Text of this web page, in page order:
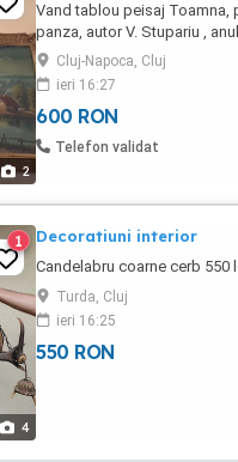
2
Vand tablou peisaj Toamna,
panza, autor V. Stupariu ,
lungime 90, latime 60
Cluj-Napoca, Cluj
ieri 16:27
600 RON
Telefon validat
4
1 Decoratiuni interior
Candelabru coarne cerb 550
Turda, Cluj
ieri 16:25
550 RON